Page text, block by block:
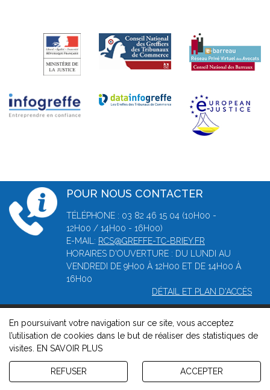
POUR NOUS CONTACTER
TÉLÉPHONE : 03 82 46 15 04 (10H00 -
12H00 / 14H00 - 16H00)
E-MAIL: RCS@GREFFE-TC-BRIEY.FR
HORAIRES D'OUVERTURE : DU LUNDI AU
VENDREDI DE 9H00 À 12H00 ET DE 14H00 À
16H00
DÉTAIL ET PLAN D'ACCÈS
© 2026, Greffe du tribunal de Commerce de Briey -Mentions
légales-Contact -Gestion des cookies -Politique de
confidentialité et de cookies
Version : 1.8.1
En poursuivant votre navigation sur ce site, vous acceptez
l’utilisation de cookies dans le but de réaliser des statistiques de
visites.
EN SAVOIR PLUS
REFUSER ACCEPTER